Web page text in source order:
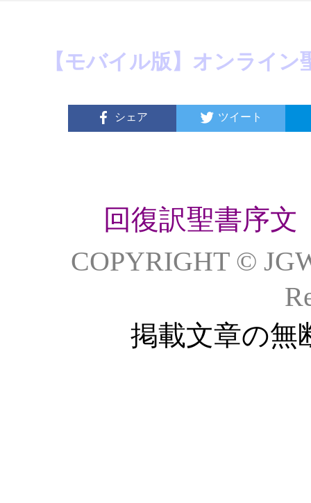
【モバイル版】オンライ
シェア ツイート
回復訳聖書序文
COPYRIGHT ©
掲載文章の無